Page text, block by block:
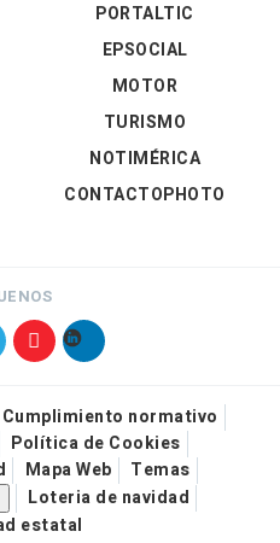
PORTALTIC
EPSOCIAL
MOTOR
TURISMO
NOTIMÉRICA
CONTACTOPHOTO
Cumplimiento normativo
Política de Cookies
Mapa Web
Temas
Loteria de navidad
estatal